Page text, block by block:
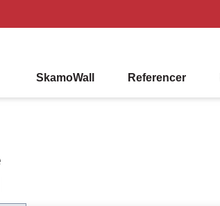
SkamoWall Referencer